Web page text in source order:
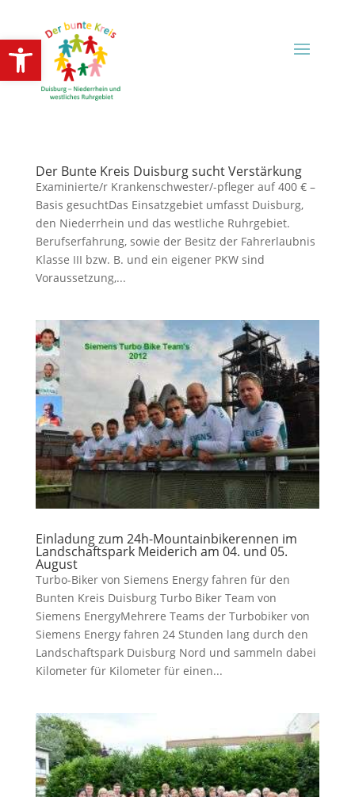
Open toolbar
Der Bunte Kreis Duisburg sucht Verstärkung
Examinierte/r Krankenschwester/-pfleger auf 400 € –
Basis gesuchtDas Einsatzgebiet umfasst Duisburg,
den Niederrhein und das westliche Ruhrgebiet.
Berufserfahrung, sowie der Besitz der Fahrerlaubnis
Klasse III bzw. B. und ein eigener PKW sind
Voraussetzung,...
Einladung zum 24h-Mountainbikerennen im
Landschaftspark Meiderich am 04. und 05.
August
Turbo-Biker von Siemens Energy fahren für den
Bunten Kreis Duisburg Turbo Biker Team von
Siemens EnergyMehrere Teams der Turbobiker von
Siemens Energy fahren 24 Stunden lang durch den
Landschaftspark Duisburg Nord und sammeln dabei
Kilometer für Kilometer für einen...